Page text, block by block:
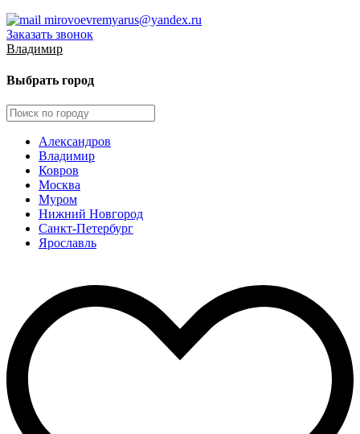
mirovoevremyarus@yandex.ru
Заказать звонок
Владимир
Выбрать город
Александров
Владимир
Ковров
Москва
Муром
Нижний Новгород
Санкт-Петербург
Ярославль